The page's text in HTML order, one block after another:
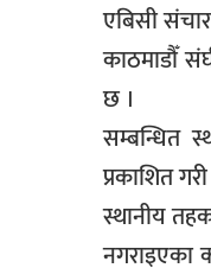
एबिसी संचार
काठमाडौँ
छ ।
सम्बन्धित
प्रकाशित
स्थानीय
नगराइएका